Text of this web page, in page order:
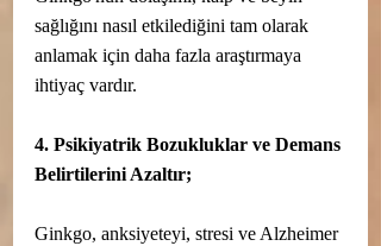
sağlığını nasıl etkilediğini tam olarak
anlamak için daha fazla araştırmaya
ihtiyaç vardır.
4. Psikiyatrik Bozukluklar ve Demans
Belirtilerini Azaltır;
Ginkgo, anksiyeteyi, stresi ve Alzheimer